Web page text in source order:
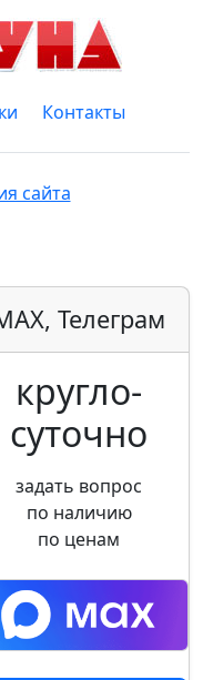
Контакты
сайта
Телеграм
кругло­
суточно
задать вопрос
по наличию
по ценам